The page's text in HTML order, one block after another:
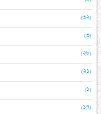
(৩২)
(৩)
(২৮)
(২১)
(১)
(১৭)